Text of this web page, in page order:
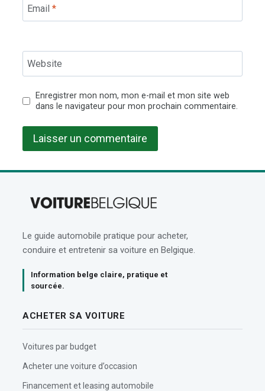
Email *
Website
Enregistrer mon nom, mon e-mail et mon site web
dans le navigateur pour mon prochain commentaire.
Le guide automobile pratique pour acheter,
conduire et entretenir sa voiture en Belgique.
Information belge claire, pratique et
sourcée.
ACHETER SA VOITURE
Voitures par budget
Acheter une voiture d’occasion
Financement et leasing automobile